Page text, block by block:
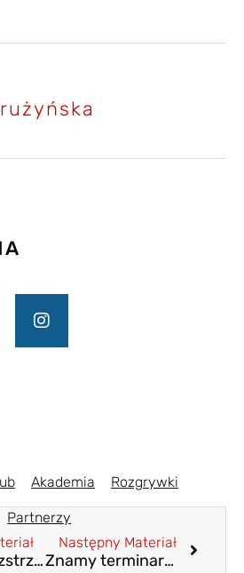
Akademia Rozgrywki
Partnerzy
Poloniści rozstrzelali się na wyjeździe i przerwali serię porażek
Następny Materiał
Znamy terminarz klasy okręgowej